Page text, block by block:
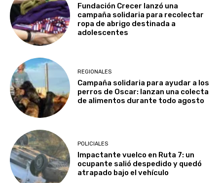
Fundación Crecer lanzó una
campaña solidaria para recolectar
ropa de abrigo destinada a
adolescentes
REGIONALES
Campaña solidaria para ayudar a los
perros de Oscar: lanzan una colecta
de alimentos durante todo agosto
POLICIALES
Impactante vuelco en Ruta 7: un
ocupante salió despedido y quedó
atrapado bajo el vehículo